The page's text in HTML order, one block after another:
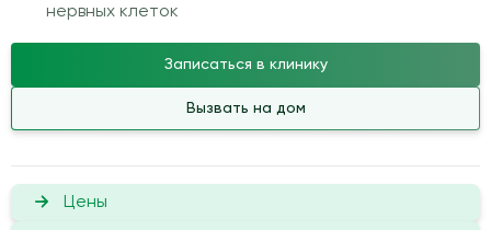
нервных клеток
Записаться в клинику
Вызвать на дом
Цены